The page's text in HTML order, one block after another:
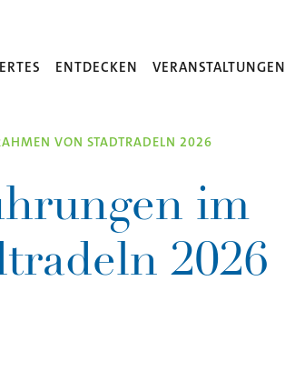
ENTDECKEN VERANSTALTUNGEN
VON STADTRADELN 2026
im
2026